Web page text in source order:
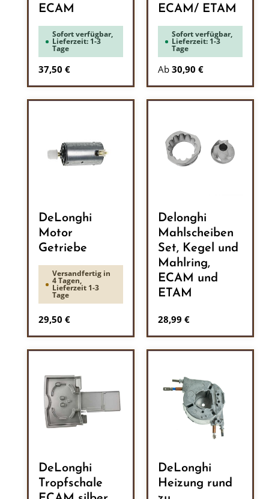
ECAM
Sofort verfügbar,
Lieferzeit: 1-3
Tage
Regulärer Preis:
37,50 €
ECAM/ ETAM
Sofort verfügbar,
Lieferzeit: 1-3
Tage
Ab 30,90 €
DeLonghi
Motor
Getriebe
Versandfertig in
4 Tagen,
Lieferzeit 1-3
Tage
Regulärer Preis:
29,50 €
Delonghi
Mahlscheiben
Set, Kegel und
Mahlring,
ECAM und
ETAM
Regulärer Preis:
28,99 €
DeLonghi
Tropfschale
DeLonghi
Heizung rund